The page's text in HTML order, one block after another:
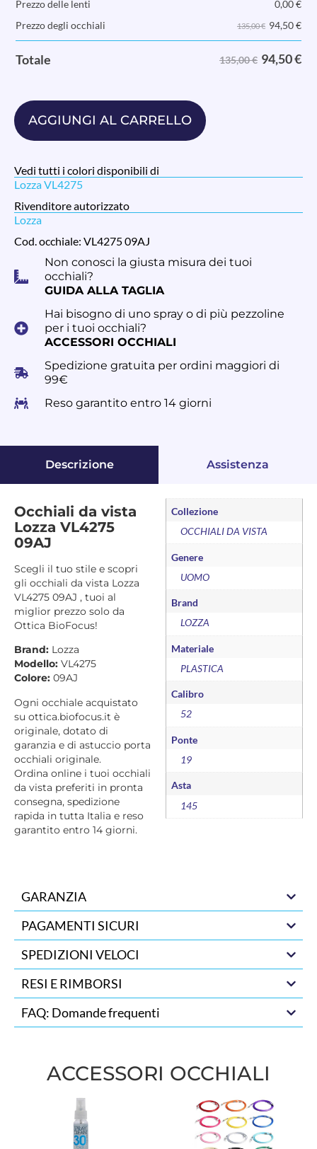
Prezzo delle lenti 0,00€
Prezzo degli occhiali
135,00 € 94,50€
Totale 135,00 € 94,50€
AGGIUNGI AL CARRELLO
Vedi tutti i colori disponibili di
Lozza VL4275
Rivenditore autorizzato
Lozza
Cod. occhiale: VL4275 09AJ
Non conosci la giusta misura dei tuoi
occhiali?
GUIDA ALLA TAGLIA
Hai bisogno di uno spray o di più pezzoline
per i tuoi occhiali?
ACCESSORI OCCHIALI
Spedizione gratuita per ordini maggiori di
99€
Reso garantito entro 14 giorni
Descrizione Assistenza
Occhiali da vista
Lozza VL4275
09AJ
Scegli il tuo stile e scopri
gli occhiali da vista Lozza
VL4275 09AJ , tuoi al
miglior prezzo solo da
Ottica BioFocus!
Brand: Lozza
Modello: VL4275
Colore: 09AJ
Ogni occhiale acquistato
su ottica.biofocus.it è
originale, dotato di
garanzia e di astuccio porta
occhiali originale.
Ordina online i tuoi occhiali
da vista preferiti in pronta
consegna, spedizione
rapida in tutta Italia e reso
garantito entro 14 giorni.
Collezione
OCCHIALI DA VISTA
Genere
UOMO
Brand
LOZZA
Materiale
PLASTICA
Calibro
52
Ponte
19
Asta
145
GARANZIA
PAGAMENTI SICURI
SPEDIZIONI VELOCI
RESI E RIMBORSI
FAQ: Domande frequenti
ACCESSORI OCCHIALI